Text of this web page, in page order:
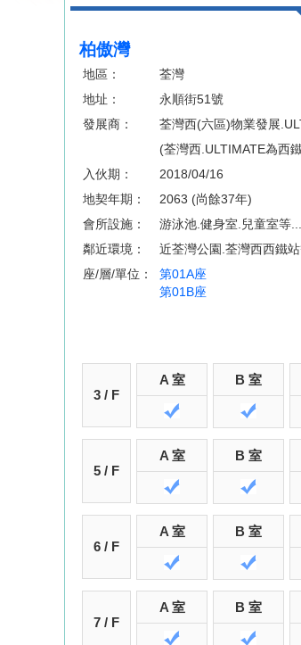
柏傲灣
地區：
荃灣
地址：
永順街51號
發展商：
荃灣西(六區)物業發展
(荃灣西.ULTIMATE為西
入伙期：
2018/04/16
地契年期：
2063 (尚餘37年)
會所設施：
游泳池.健身室.兒童室等...
鄰近環境：
近荃灣公園.荃灣西西鐵站
座/層/單位：
第01A座
第01B座
3 / F
A 室 B 室
5 / F
A 室 B 室
6 / F
A 室 B 室
7 / F
A 室 B 室